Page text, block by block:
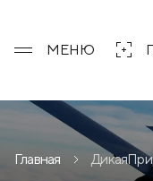
МЕНЮ
Главная